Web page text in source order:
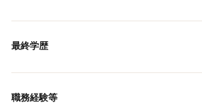
最終学歴
職務経験等